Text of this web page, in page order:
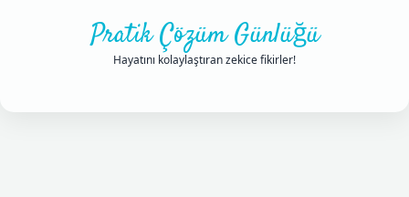
Pratik Çözüm Günlüğü
Hayatını kolaylaştıran zekice fikirler!